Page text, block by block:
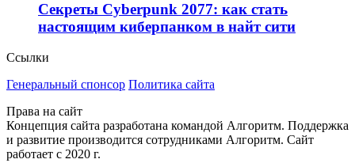
Секреты Cyberpunk 2077: как стать
настоящим киберпанком в найт сити
Ссылки
Генеральный спонсор Политика сайта
Права на сайт
Концепция сайта разработана командой Алгоритм. Поддержка
и развитие производится сотрудниками Алгоритм. Сайт
работает с 2020 г.